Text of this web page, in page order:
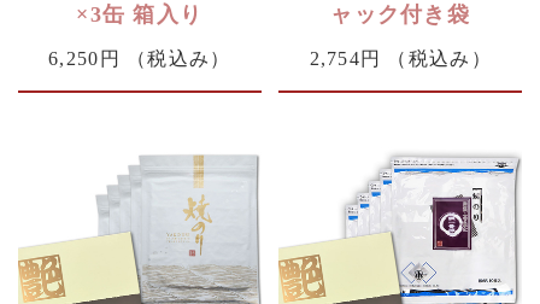
×3缶 箱入り
6,250円 （税込み）
ャック付き袋
2,754円 （税込み）